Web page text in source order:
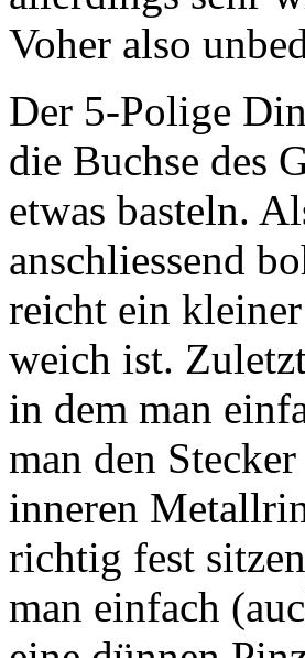
Voher also
Der 5-Polige
die Buchse des
etwas basteln.
anschliessend
reicht ein kleiner
weich ist.
in dem man
man den
inneren
richtig fest
man einfach